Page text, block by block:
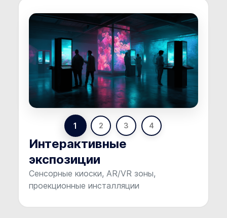
1 2 3 4
Интерактивные
экспозиции
Сенсорные киоски, AR/VR зоны,
проекционные инсталляции